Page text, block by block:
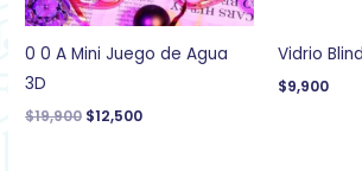
0 0 A Mini Juego de Agua
3D
$19,900 $12,500
Vidrio
$9,900